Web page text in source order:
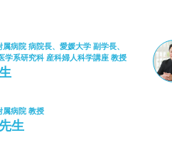
病院 病院長、愛媛大学 副学長、
学系研究科 産科婦人科学講座 教授
属病院 教授
生